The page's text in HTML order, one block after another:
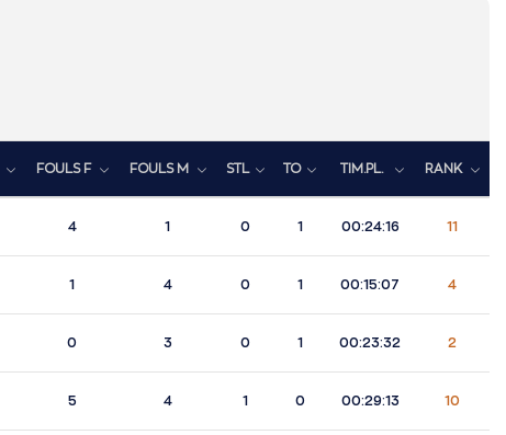
FOULS F FOULS M STL TO TIM.PL. RANK
4 1 0 1 00:24:16 11
1 4 0 1 00:15:07 4
0 3 0 1 00:23:32 2
5 4 1 0 00:29:13 10